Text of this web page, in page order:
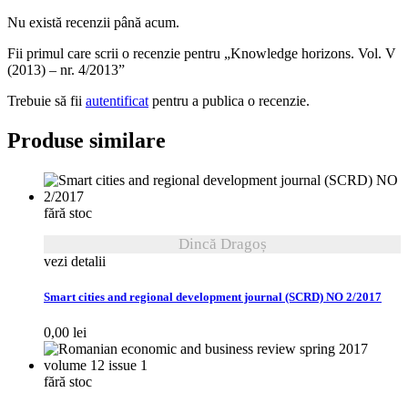
Nu există recenzii până acum.
Fii primul care scrii o recenzie pentru „Knowledge horizons. Vol. V
(2013) – nr. 4/2013”
Trebuie să fii autentificat pentru a publica o recenzie.
Produse similare
fără stoc
Dincă Dragoș
vezi detalii
Smart cities and regional development journal (SCRD) NO 2/2017
0,00 lei
fără stoc